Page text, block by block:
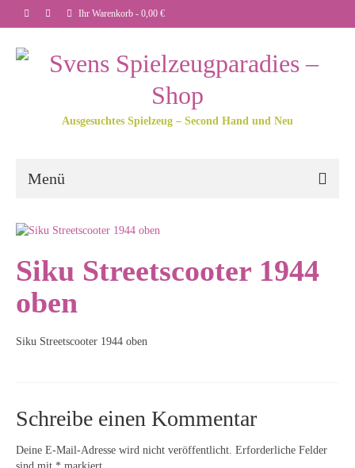
Ihr Warenkorb - 0,00 €
Ausgesuchtes Spielzeug – Second Hand und Neu
Menü
Siku Streetscooter 1944
oben
Siku Streetscooter 1944 oben
Schreibe einen Kommentar
Deine E-Mail-Adresse wird nicht veröffentlicht. Erforderliche Felder